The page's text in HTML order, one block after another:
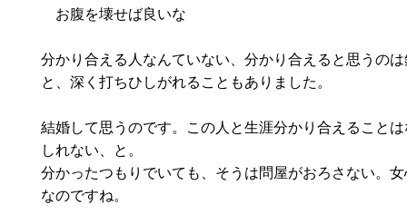
お腹を壊せば良いな
分かり合える人なんていない、分かり合えると思うの
と、深く打ちひしがれることもありました。
結婚して思うのです。この人と生涯分かり合えること
しれない、と。
分かったつもりでいても、そうは問屋がおろさない。
なのですね。